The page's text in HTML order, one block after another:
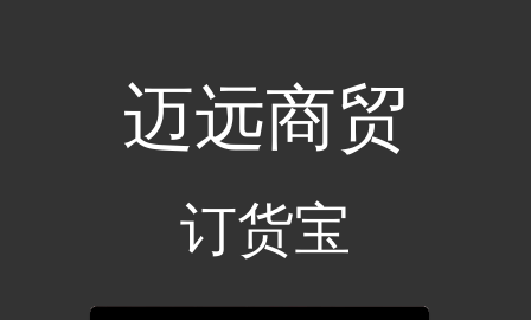
迈远商贸
订货宝